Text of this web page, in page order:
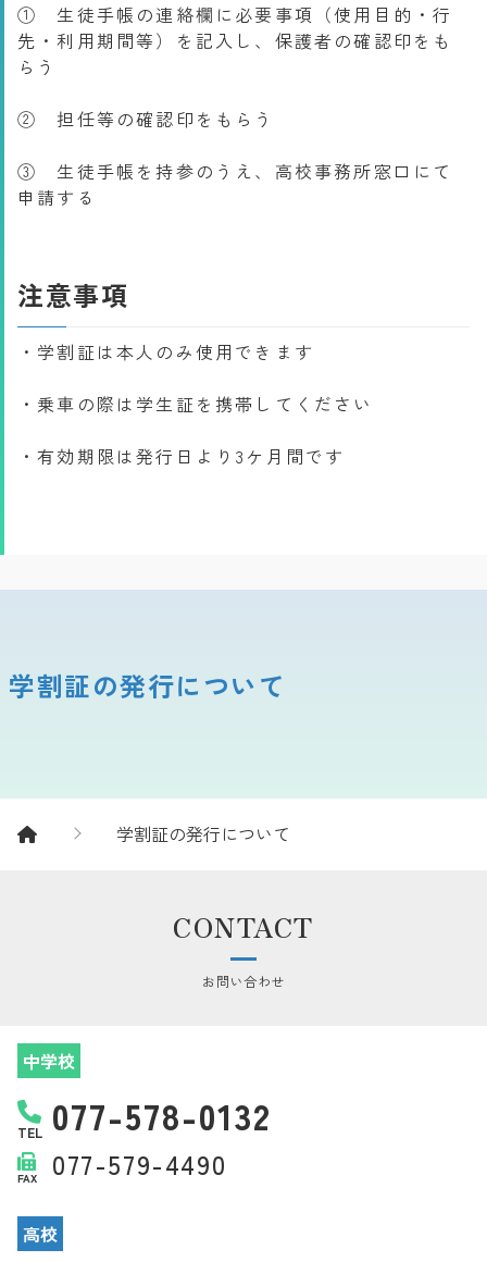
学割証の発行について
① 生徒手帳の連絡欄に必要事項（使用目的・行
先・利用期間等）を記入し、保護者の確認印をも
らう
② 担任等の確認印をもらう
③ 生徒手帳を持参のうえ、高校事務所窓口にて
申請する
注意事項
・学割証は本人のみ使用できます
・乗車の際は学生証を携帯してください
・有効期限は発行日より3ケ月間です
学割証の発行について
CONTACT
お問い合わせ
中学校
TEL 077-578-0132
FAX 077-579-4490
高校